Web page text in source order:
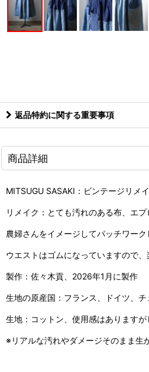
返品特約に関する重要事項
商品詳細
MITSUGU SASAKI：ビンテージリ
リメイク：とても汚れのある布、エ
農婦さんをイメージしてパッチワーク
ウエストはゴムになっていますので、
製作：佐々木貢、2026年1月に製作
生地の原産国：フランス、ドイツ、チ
生地：コットン、使用感はありますが
※リアルな汚れやダメージそのまま生